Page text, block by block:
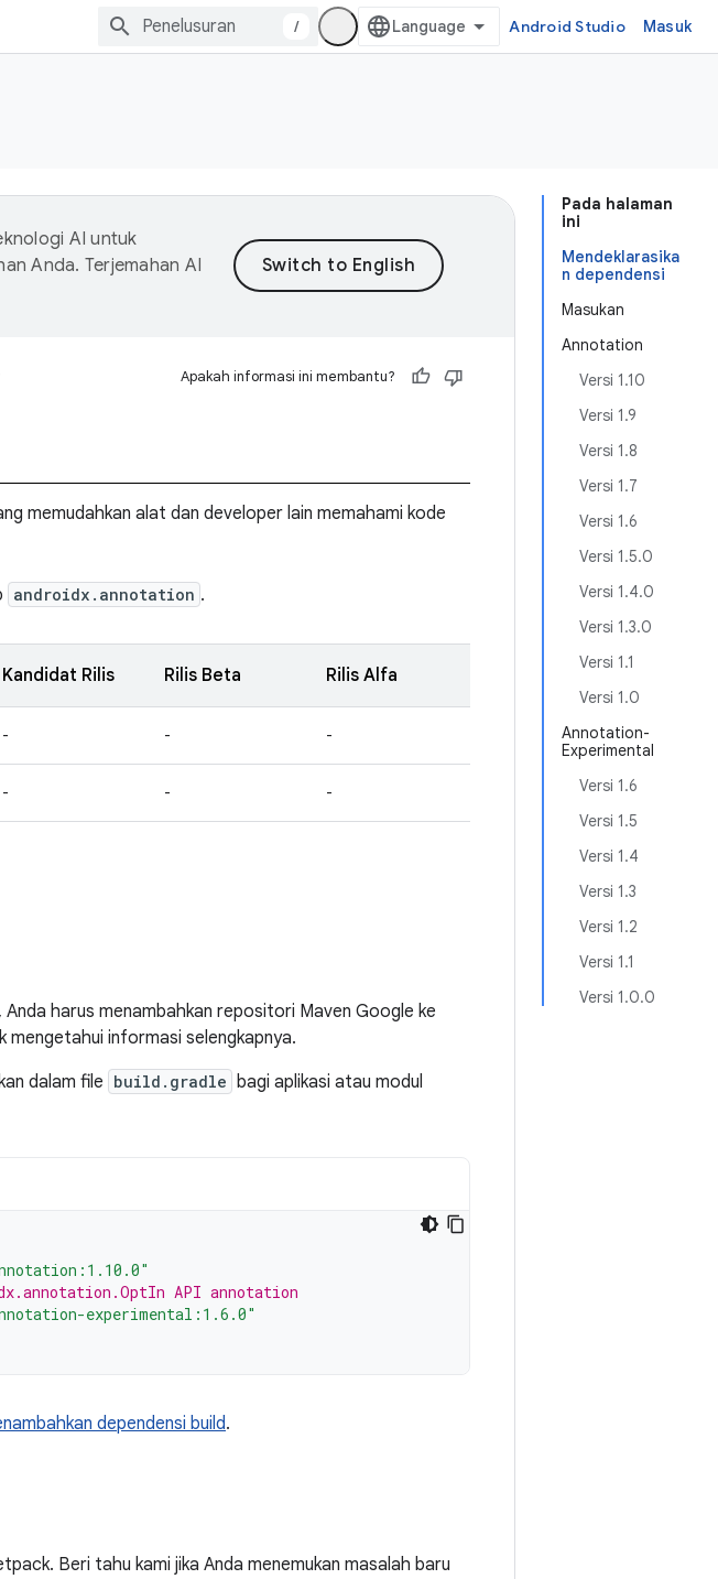
/ Android Studio Masuk
Pada halaman
ini
Mendeklarasika
n dependensi
Masukan
Annotation
Versi 1.10
Versi 1.9
Versi 1.8
Versi 1.7
Versi 1.6
Versi 1.5.0
Versi 1.4.0
Versi 1.3.0
Versi 1.1
Versi 1.0
Annotation-
Experimental
Versi 1.6
Versi 1.5
Versi 1.4
Versi 1.3
Versi 1.2
Versi 1.1
Versi 1.0.0
AI untuk
Anda. Terjemahan AI
Apakah informasi ini membantu?
memudahkan alat dan developer lain memahami kode
androidx.annotation .
Kandidat Rilis Rilis Beta Rilis Alfa
- - -
- - -
harus menambahkan repositori Maven Google ke
mengetahui informasi selengkapnya.
dalam file build.gradle bagi aplikasi atau modul
API annotation
experimental:1.6.0"
dependensi build.
Beri tahu kami jika Anda menemukan masalah baru